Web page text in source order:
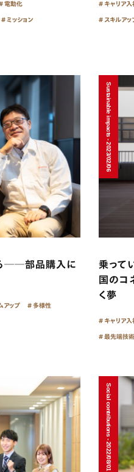
電動化
ミッション
キャリア入
スキルアッ
──部品購入に
アップ 多様性
Sustainable impacts - 2023/02/06
乗って
国のコ
く夢
キャリア入
最先端技術
Social contributions - 2022/08/01